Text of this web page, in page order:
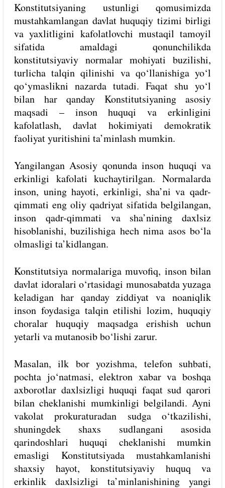
Konstitutsiyaning ustunligi qomusimizda
mustahkamlangan davlat huquqiy tizimi birligi
va yaxlitligini kafolatlovchi mustaqil tamoyil
sifatida amaldagi qonunchilikda
konstitutsiyaviy normalar mohiyati buzilishi,
turlicha talqin qilinishi va qo‘llanishiga yo‘l
qo‘ymaslikni nazarda tutadi. Faqat shu yo‘l
bilan har qanday Konstitutsiyaning asosiy
maqsadi – inson huquqi va erkinligini
kafolatlash, davlat hokimiyati demokratik
faoliyat yuritishini ta’minlash mumkin.
Yangilangan Asosiy qonunda inson huquqi va
erkinligi kafolati kuchaytirilgan. Normalarda
inson, uning hayoti, erkinligi, sha’ni va qadr-
qimmati eng oliy qadriyat sifatida belgilangan,
inson qadr-qimmati va sha’nining daxlsiz
hisoblanishi, buzilishiga hech nima asos bo‘la
olmasligi ta’kidlangan.
Konstitutsiya normalariga muvofiq, inson bilan
davlat idoralari o‘rtasidagi munosabatda yuzaga
keladigan har qanday ziddiyat va noaniqlik
inson foydasiga talqin etilishi lozim, huquqiy
choralar huquqiy maqsadga erishish uchun
yetarli va mutanosib bo‘lishi zarur.
Masalan, ilk bor yozishma, telefon suhbati,
pochta jo‘natmasi, elektron xabar va boshqa
axborotlar daxlsizligi huquqi faqat sud qarori
bilan cheklanishi mumkinligi belgilandi. Ayni
vakolat prokuraturadan sudga o‘tkazilishi,
shuningdek shaxs sudlangani asosida
qarindoshlari huquqi cheklanishi mumkin
emasligi Konstitutsiyada mustahkamlanishi
shaxsiy hayot, konstitutsiyaviy huquq va
erkinlik daxlsizligi ta’minlanishining yangi